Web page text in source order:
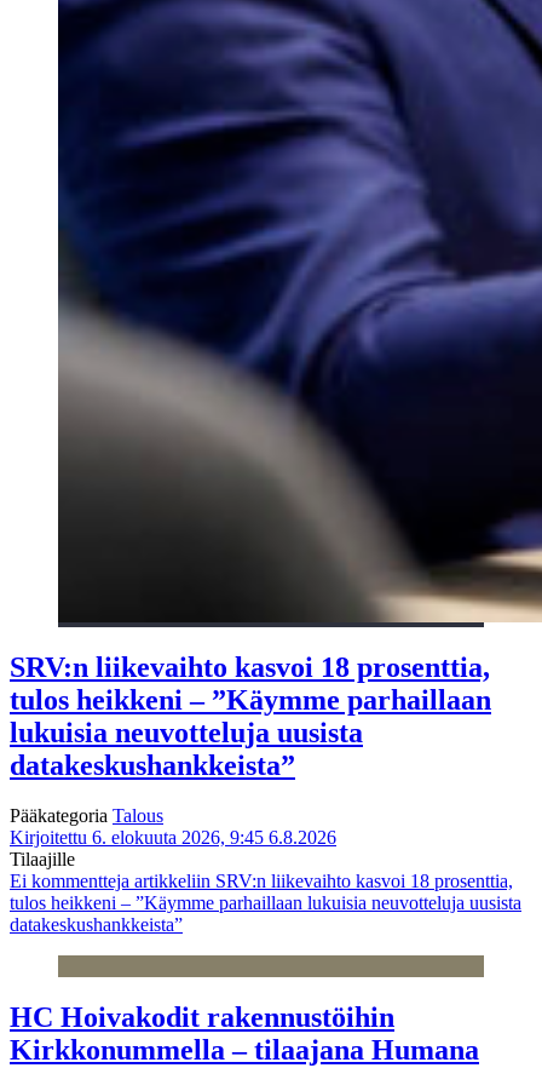
SRV:n liikevaihto kasvoi 18 prosenttia,
tulos heikkeni – ”Käymme parhaillaan
lukuisia neuvotteluja uusista
datakeskushankkeista”
Pääkategoria Talous
Kirjoitettu 6. elokuuta 2026, 9:45 6.8.2026
Tilaajille
Ei kommentteja artikkeliin SRV:n liikevaihto kasvoi 18 prosenttia,
tulos heikkeni – ”Käymme parhaillaan lukuisia neuvotteluja uusista
datakeskushankkeista”
HC Hoivakodit rakennustöihin
Kirkkonummella – tilaajana Humana